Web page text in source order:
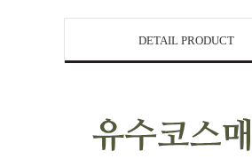
DETAIL PRODUCT